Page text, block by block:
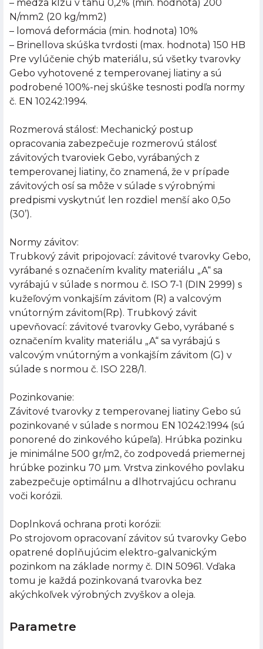
– medza klzu v ťahu 0,2% (min. hodnota) 200
N/mm2 (20 kg/mm2)
– lomová deformácia (min. hodnota) 10%
– Brinellova skúška tvrdosti (max. hodnota) 150 HB
Pre vylúčenie chýb materiálu, sú všetky tvarovky
Gebo vyhotovené z temperovanej liatiny a sú
podrobené 100%-nej skúške tesnosti podľa normy
č. EN 10242:1994.
Rozmerová stálosť: Mechanický postup
opracovania zabezpečuje rozmerovú stálosť
závitových tvaroviek Gebo, vyrábaných z
temperovanej liatiny, čo znamená, že v prípade
závitových osí sa môže v súlade s výrobnými
predpismi vyskytnúť len rozdiel menší ako 0,5o
(30’).
Normy závitov:
Trubkový závit pripojovací: závitové tvarovky Gebo,
vyrábané s označením kvality materiálu „A“ sa
vyrábajú v súlade s normou č. ISO 7-1 (DIN 2999) s
kužeľovým vonkajším závitom (R) a valcovým
vnútorným závitom(Rp). Trubkový závit
upevňovací: závitové tvarovky Gebo, vyrábané s
označením kvality materiálu „A“ sa vyrábajú s
valcovým vnútorným a vonkajším závitom (G) v
súlade s normou č. ISO 228/1.
Pozinkovanie:
Závitové tvarovky z temperovanej liatiny Gebo sú
pozinkované v súlade s normou EN 10242:1994 (sú
ponorené do zinkového kúpeľa). Hrúbka pozinku
je minimálne 500 gr/m2, čo zodpovedá priemernej
hrúbke pozinku 70 µm. Vrstva zinkového povlaku
zabezpečuje optimálnu a dlhotrvajúcu ochranu
voči korózii.
Doplnková ochrana proti korózii:
Po strojovom opracovaní závitov sú tvarovky Gebo
opatrené doplňujúcim elektro-galvanickým
pozinkom na základe normy č. DIN 50961. Vďaka
tomu je každá pozinkovaná tvarovka bez
akýchkoľvek výrobných zvyškov a oleja.
Parametre